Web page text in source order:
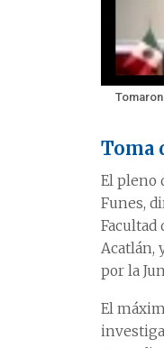
Toma
El pleno
Funes,
Facultad
Acatlán,
por la
El